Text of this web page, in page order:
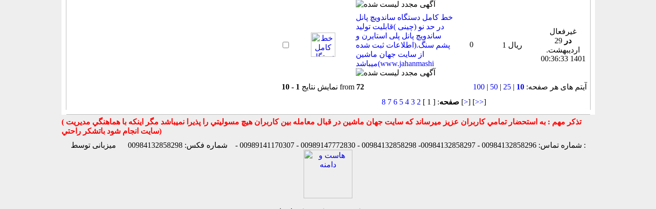
خط کامل دستگاه ساندویچ پانل
در حد نو (چینی )قابلیت تولید
ساندویچ پانل پلی استایرن و
پشم سنگ.(اطلاعات ثبت شده
از سایت جهان ماشین
میباشد(www.jahanmashi
0 1 ریال
غیرفعال
در 29
ارديبهشت.
1401 00:36:33
نمایش نتایج1 - 10 from 72 آیتم های هر صفحه:10
|
25
|
50
|
100
صفحه: [ 1 ]
2
3
4
5
6
7
8 [>] [>>]
( تذكر مهم : به استحضار تمامي كاربران عزيز ميرساند كه سايت جهان ماشين در قبال معامله بين كاربران هيچ مسوليتي را پذيرا نميباشد مگر اينكه با هماهنگي مديريت
سايت انجام شود باتشكر راحتي)
شماره تماس: 00984132858296 - 00984132858297- 00984132858298 - 00989147772830 - 00989141170307 -
شماره فکس: 00984132858298 میزبانی توسط :